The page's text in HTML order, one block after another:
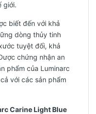
giới.
biết đến với khả
dòng thủy tinh
tuyệt đối, khả
chứng nhận an
phẩm của Luminarc
với các sản phẩm
Carine Light Blue